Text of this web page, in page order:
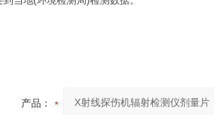
产品：